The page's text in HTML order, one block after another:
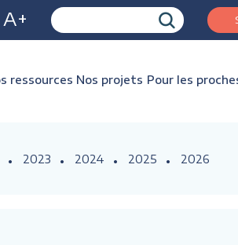
A+
ressources Nos projets Pour les
2023 2024 2025 2026